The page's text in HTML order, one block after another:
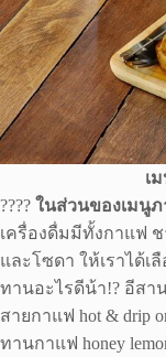
เ
???? ในส่วนของเมนู
เครื่องดื่มมีทั้งกาแฟ ช
และโซดา ให้เราได้
ทานอะไรดีน้า!? อีสา
สายกาแฟ hot & drip
ทานกาแฟ honey